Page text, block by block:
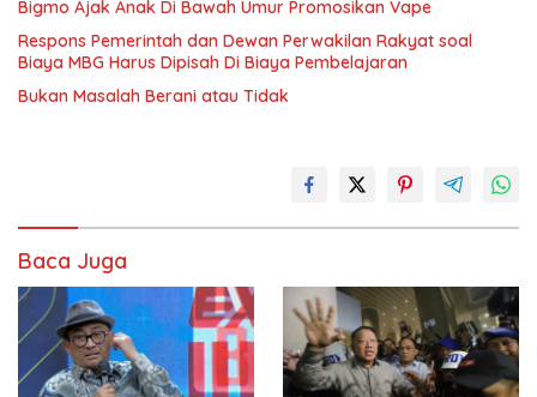
Bigmo Ajak Anak Di Bawah Umur Promosikan Vape
Respons Pemerintah dan Dewan Perwakilan Rakyat soal
Biaya MBG Harus Dipisah Di Biaya Pembelajaran
Bukan Masalah Berani atau Tidak
Baca Juga